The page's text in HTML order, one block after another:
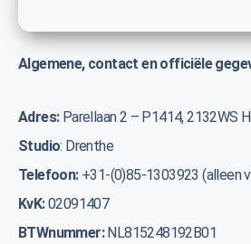
Algemene, contact en officiële
Adres:Parellaan 2 – P1414, 2132WS
Studio: Drenthe
Telefoon:+31-(0)85-1303923 (alleen
KvK:02091407
BTWnummer:NL815248192B01